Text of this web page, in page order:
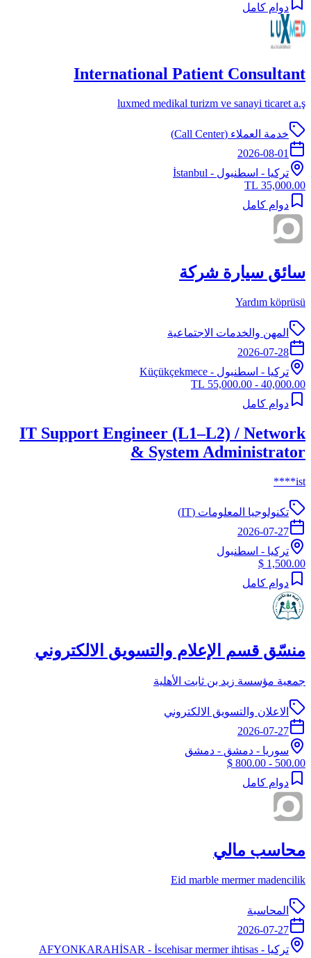
دوام كامل
International Patient Consultant
luxmed medikal turizm ve sanayi ticaret a.ş
خدمة العملاء (Call Center)
2026-08-01
تركيا - اسطنبول - İstanbul
35,000.00 TL
دوام كامل
سائق سيارة شركة
Yardım köprüsü
المهن والخدمات الاجتماعية
2026-07-28
تركيا - اسطنبول - Küçükçekmece
40,000.00 - 55,000.00 TL
دوام كامل
IT Support Engineer (L1–L2) / Network
& System Administrator
ist****
تكنولوجيا المعلومات (IT)
2026-07-27
تركيا - اسطنبول
1,500.00 $
دوام كامل
منسّق قسم الإعلام والتسويق الالكتروني
جمعية مؤسسة زيد بن ثابت الأهلية
الاعلان والتسويق الالكتروني
2026-07-27
سوريا - دمشق - دمشق
500.00 - 800.00 $
دوام كامل
محاسب مالي
Eid marble mermer madencilik
المحاسبة
2026-07-27
تركيا -
AFYONKARAHİSAR - İscehisar mermer ihtisas